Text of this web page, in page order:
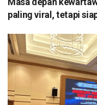
paling viral, tetapi